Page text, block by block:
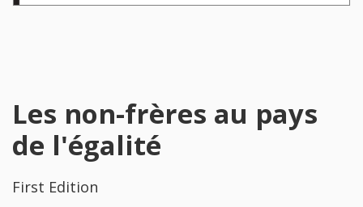
Les non-frères au pays
de l'égalité
First Edition